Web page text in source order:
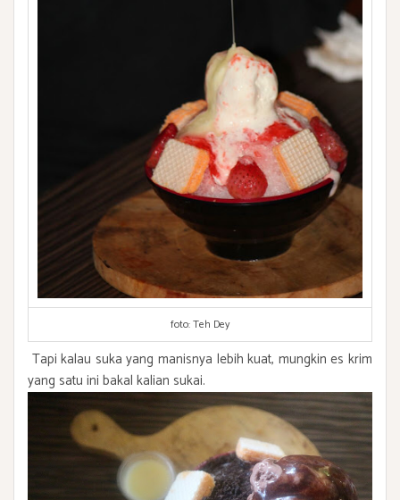
foto: Teh Dey
Tapi kalau suka yang manisnya lebih kuat, mungkin es krim
yang satu ini bakal kalian sukai.